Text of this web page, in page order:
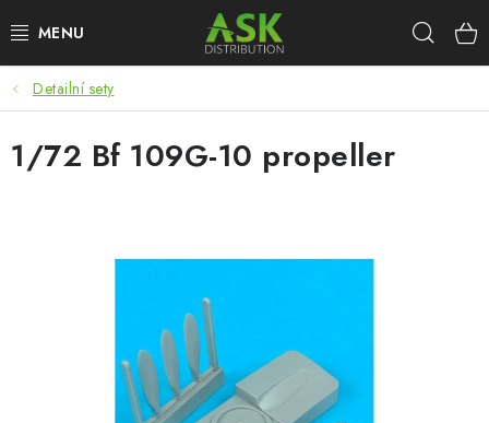
na
WARHAMMER
ASK PRODUKTY
PLASTIKOVÉ MODELY
DOPLŇKY K MODELŮM
BARVY A POMŮCKY
Detailní sety
1/72 Bf 109G-10 propeller